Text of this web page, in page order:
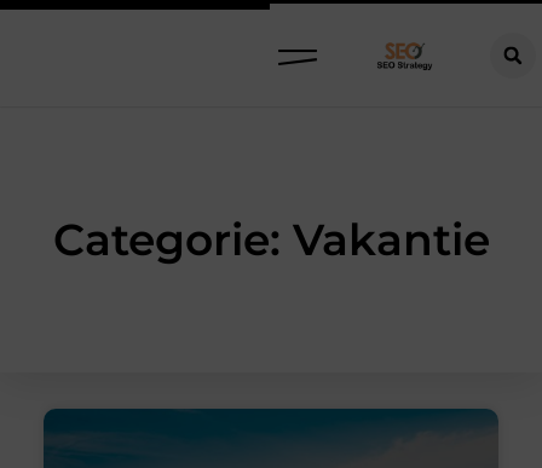
Categorie: Vakantie